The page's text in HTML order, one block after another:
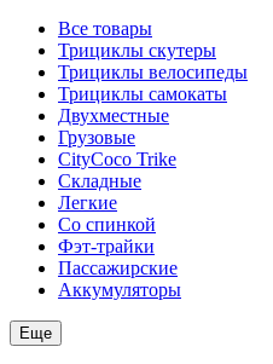
Все товары
Трициклы скутеры
Трициклы велосипеды
Трициклы самокаты
Двухместные
Грузовые
CityCoco Trike
Складные
Легкие
Со спинкой
Фэт-трайки
Пассажирские
Аккумуляторы
Еще